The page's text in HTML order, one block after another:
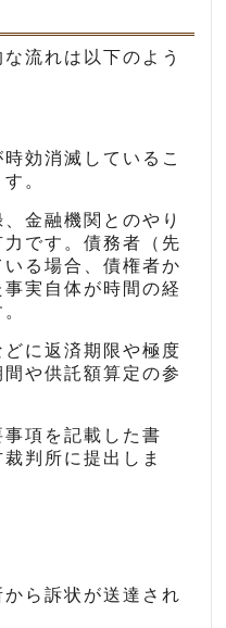
流れは以下のよう
効消滅しているこ
。
金融機関とのやり
です。債務者（先
る場合、債権者か
実自体が時間の経
に返済期限や極度
や供託額算定の参
項を記載した書
判所に提出しま
ら訴状が送達され